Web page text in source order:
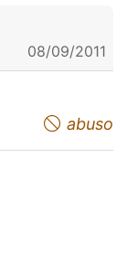
08/09/2011
abuso